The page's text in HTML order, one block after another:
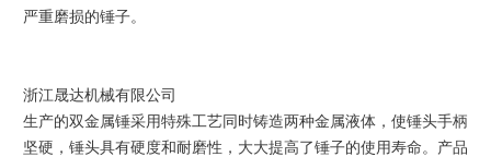
严重磨损的锤子。
浙江晟达机械有限公司
生产的双金属锤采用特殊工艺同时铸造两种金属液体，使锤头手柄
坚硬，锤头具有硬度和耐磨性，大大提高了锤子的使用寿命。产品